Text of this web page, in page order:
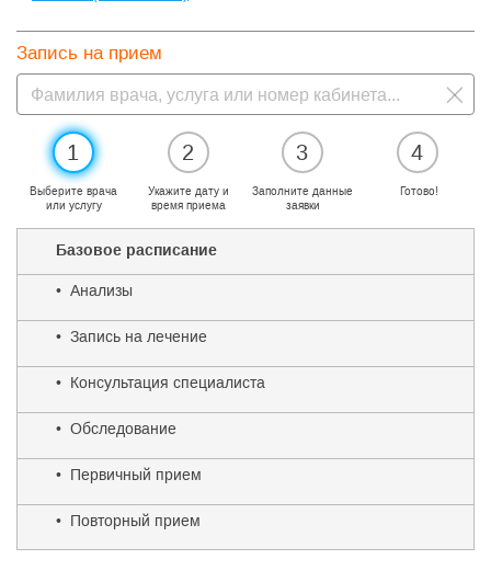
Запись на прием
1
Выберите врача
или услугу
2
Укажите дату и
время приема
3
Заполните данные
заявки
4
Готово!
Базовое расписание
• Анализы
• Запись на лечение
• Консультация специалиста
• Обследование
• Первичный прием
• Повторный прием